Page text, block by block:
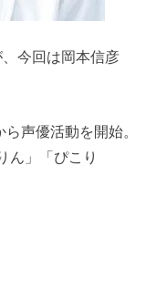
今回は岡本信彦
声優活動を開始。
ん」「ぴこり